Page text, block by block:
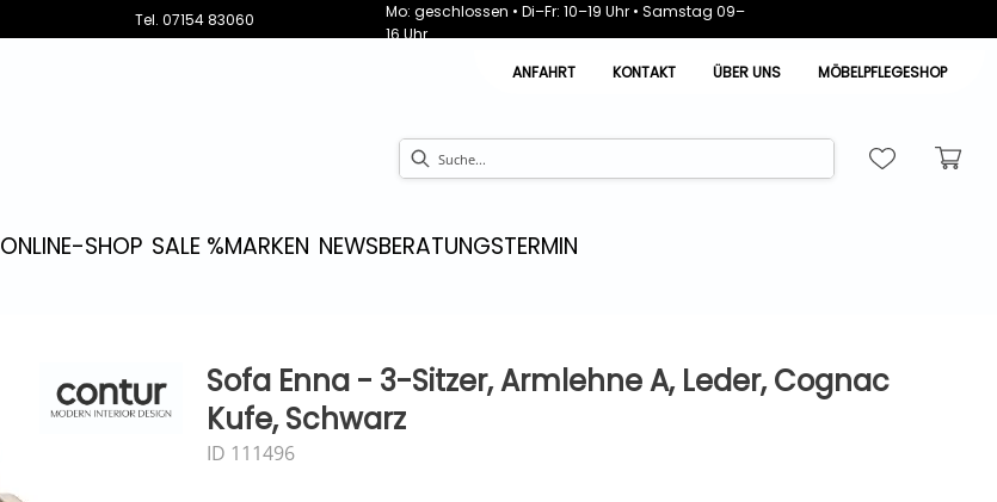
Tel. 07154 83060
Mo: geschlossen • Di–Fr: 10–19 Uhr • Samstag 09–
16 Uhr
ANFAHRT
KONTAKT ÜBER UNS MÖBELPFLEGESHOP
ONLINE-SHOP SALE %MARKEN NEWSBERATUNGSTERMIN
Sofa Enna - 3-Sitzer, Armlehne A, Leder, Cognac
Kufe, Schwarz
ID 111496